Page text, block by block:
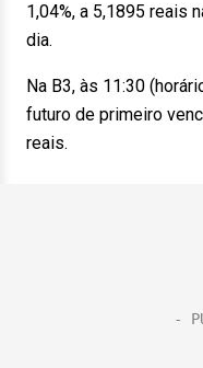
1,04%, a 5,1895 reais
dia.
Na B3, às 11:30
futuro de primeiro
reais.